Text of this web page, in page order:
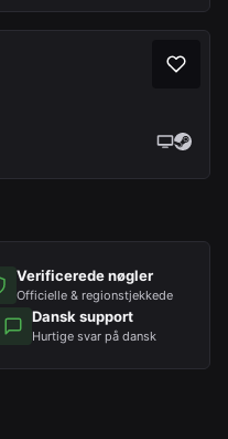
Verificerede nøgler
Officielle & regionstjekkede
Dansk support
Hurtige svar på dansk